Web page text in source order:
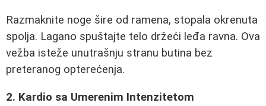
Razmaknite noge šire od ramena, stopala okrenuta
spolja. Lagano spuštajte telo držeći leđa ravna. Ova
vežba isteže unutrašnju stranu butina bez
preteranog opterećenja.
2. Kardio sa Umerenim Intenzitetom